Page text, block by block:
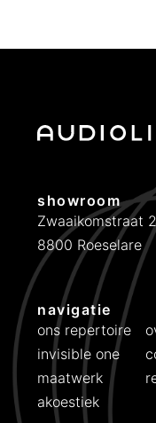
showroom
Zwaaikomstraat
8800 Roeselare
navigatie
ons repertoire
invisible one
maatwerk
akoestiek